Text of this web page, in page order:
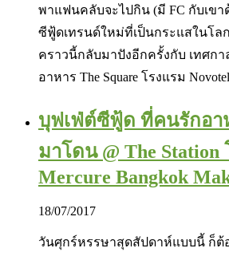
พาแฟนคลับจะไปกิน (มี FC กับเขา
ซีฟู้ดเทรนด์ใหม่ที่เป็นกระแสในโล
คราวนี้กลับมาปังอีกครั้งกับ เทศกา
อาหาร The Square โรงแรม
บุฟเฟ่ต์ซีฟู้ด ที่คนรักอา
มาโดน @ The Station
Mercure Bangkok
18/07/2017
วันศุกร์หรรษาสุดสัปดาห์แบบนี้ ก็ต้